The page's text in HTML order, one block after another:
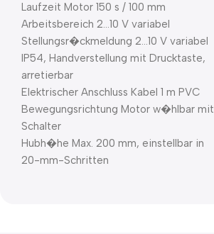
Laufzeit Motor 150 s / 100 mm
Arbeitsbereich 2…10 V variabel
Stellungsr�ckmeldung 2…10 V variabel
IP54, Handverstellung mit Drucktaste,
arretierbar
Elektrischer Anschluss Kabel 1 m PVC
Bewegungsrichtung Motor w�hlbar mit
Schalter
Hubh�he Max. 200 mm, einstellbar in
20-mm-Schritten